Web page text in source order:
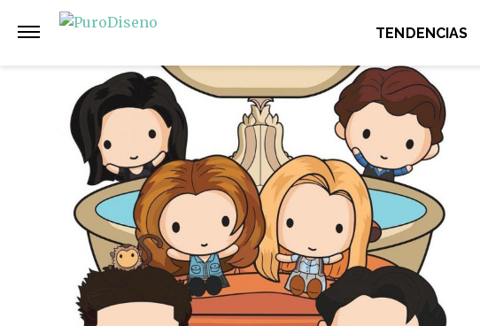
TENDENCIAS
Anterior Siguiente